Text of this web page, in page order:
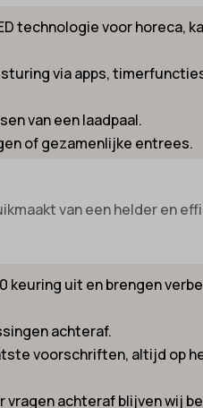
technologie voor horeca,
via apps,
van een laadpaal.
of gezamenlijke entrees.
van een helder en
keuring uit en brengen
achteraf.
voorschriften, altijd op
achteraf blijven wij